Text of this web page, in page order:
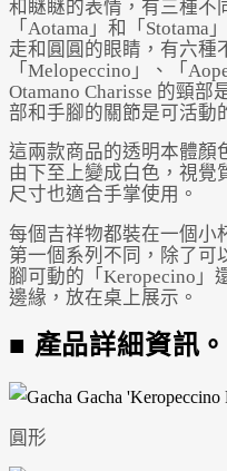
和瞇瞇的表情，有三種不
「Aotama」和「Stotama
走和圓圓的眼睛，有六種
「Melopeccino」、「
Otamano Charisse 的頸
部和手腳的關節是可活動
這兩款商品的透明本體顏
由下至上變成白色，視覺
尺寸也適合手掌使用。
每個吉祥物都裝在一個小
第一個系列不同，除了可
腳可動的「Keropecino」
邊緣，放在桌上展示。
■ 產品詳細資訊。
圓形